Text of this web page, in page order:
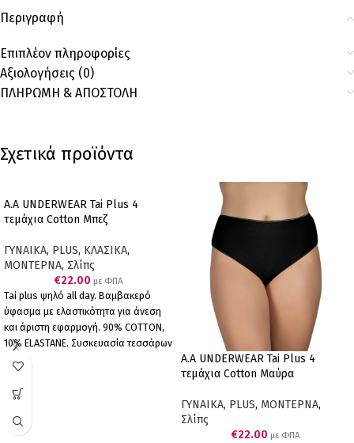
Περιγραφή
Επιπλέον πληροφορίες
Αξιολογήσεις (0)
ΠΛΗΡΩΜΗ & ΑΠΟΣΤΟΛΗ
Σχετικά προϊόντα
Α.A UNDERWEAR Tai Plus 4
τεμάχια Cotton Μπεζ
ΓΥΝΑΙΚΑ, PLUS, ΚΛΑΣΙΚΑ,
ΜΟΝΤΕΡΝΑ, Σλίπς
€22.00 με ΦΠΑ
Tai plus ψηλό all day. Βαμβακερό
ύφασμα με ελαστικότητα για άνεση
και άριστη εφαρμογή. 90% COTTON,
10% ELASTANΕ. Συσκευασία τεσσάρων
τεμαχίων (4 μπεζ).
A.A UNDERWEAR Tai Plus 4
τεμάχια Cotton Μαύρα
ΓΥΝΑΙΚΑ, PLUS, ΜΟΝΤΕΡΝΑ,
Σλίπς
€22.00 με ΦΠΑ